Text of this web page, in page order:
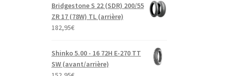
Bridgestone S 22 (SDR) 200/55
ZR 17 (78W) TL (arrière)
182,95€
Shinko 5.00 - 16 72H E-270 TT
SW (avant/arrière)